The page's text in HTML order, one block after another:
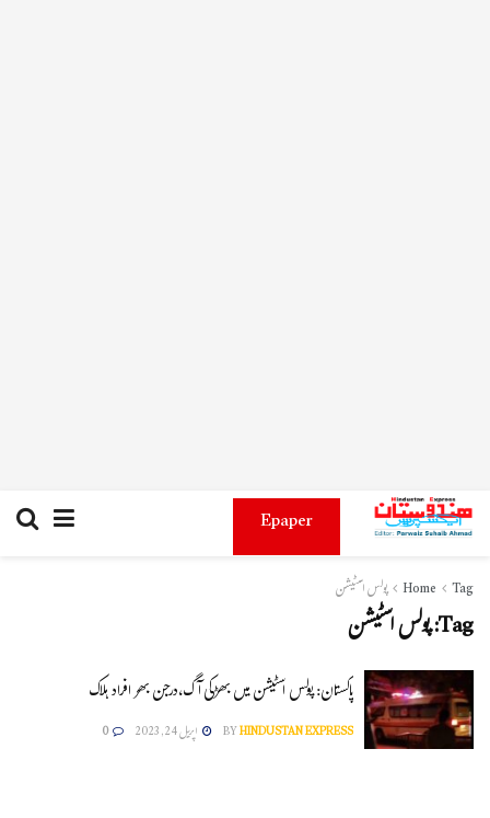
Epaper
Home Tag پولس اسٹیشن
Tag:پولس اسٹیشن
پاکستان: پولس اسٹیشن میں بھڑکی آگ،درجن بھر افراد ہلاک
BYHINDUSTAN EXPRESS اپریل 24, 2023 0